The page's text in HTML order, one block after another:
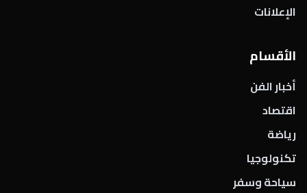
الإعلانات
الأقسام
أخبار الفن
اقتصاد
رياضة
تكنولوجيا
سياحة وسفر